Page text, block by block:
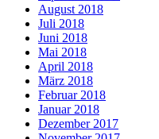
August 2018
Juli 2018
Juni 2018
Mai 2018
April 2018
März 2018
Februar 2018
Januar 2018
Dezember 2017